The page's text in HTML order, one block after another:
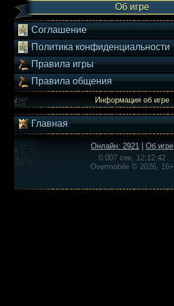
Об игре
Соглашение
Политика конфиденциальности
Правила игры
Правила общения
Информация об игре
Главная
Онлайн: 2921
Об игре
0.007 сек, 12:12:42
Overmobile © 2026, 16+